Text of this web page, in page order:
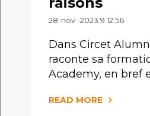
28-nov.-2023 9:12:56
Dans Circet
raconte sa
Academy, en bref
READ MORE